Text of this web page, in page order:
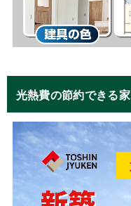
光熱費の節約できる家